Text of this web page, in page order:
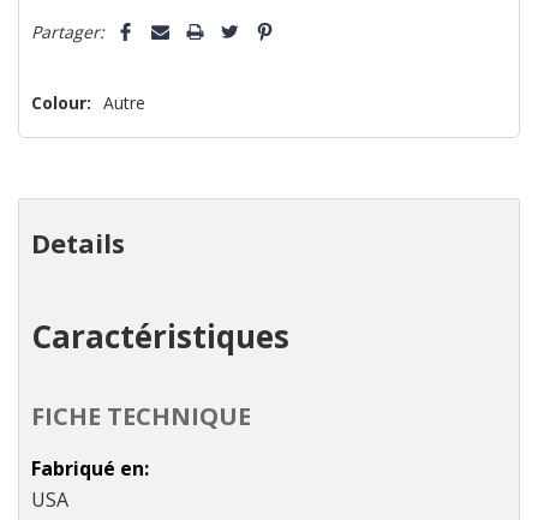
vous!
n’en
reste
que
Partager:
Colour: Autre
Details
Caractéristiques
FICHE TECHNIQUE
Fabriqué en
USA